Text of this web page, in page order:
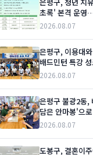
초록' 본격 운영
체험 결합
2026.08.07
은평구, 이용대
배드민턴 특강
2026.08.07
은평구 불광2동,
담은 안마봉'으
2026.08.07
도봉구, 결혼이